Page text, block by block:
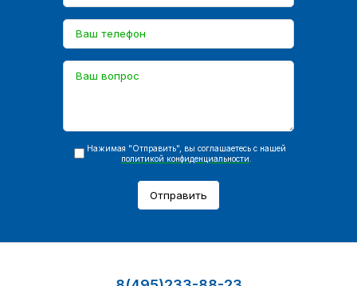
Нажимая "Отправить", вы соглашаетесь с нашей
политикой конфиденциальности
Отправить